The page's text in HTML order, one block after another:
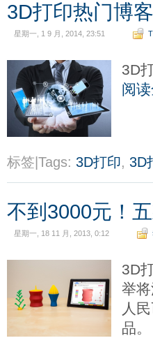
3D打印热门博
星期一, 1 9 月, 2014, 23:51
3D
阅
标签|Tags: 3D打印, 3D
不到3000元！
星期一, 18 11 月, 2013, 0:12
3D
举
人
品。